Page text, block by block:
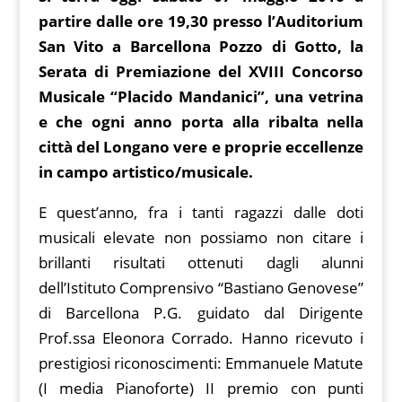
b
o
o
k
st t
at
s
A
p
p
g
g
er
p
y
Li
n
k
b
o
ar
d
ai
l
e
gr
a
m
partire dalle ore 19,30 presso l’Auditorium
San Vito a Barcellona Pozzo di Gotto, la
Serata di Premiazione del XVIII Concorso
Musicale “Placido Mandanici”, una vetrina
e che ogni anno porta alla ribalta nella
città del Longano vere e proprie eccellenze
in campo artistico/musicale.
E quest’anno, fra i tanti ragazzi dalle doti
musicali elevate non possiamo non citare i
brillanti risultati ottenuti dagli alunni
dell’Istituto Comprensivo “Bastiano Genovese”
di Barcellona P.G. guidato dal Dirigente
Prof.ssa Eleonora Corrado. Hanno ricevuto i
prestigiosi riconoscimenti: Emmanuele Matute
(I media Pianoforte) II premio con punti